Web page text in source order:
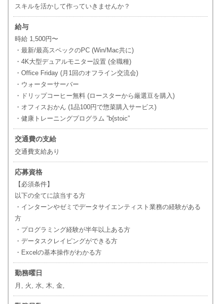
スキルを活かして作っていきませんか？
給与
時給 1,500円〜
・最新/最高スペックのPC (Win/Mac共に)
・4K大型デュアルモニター設置 (全職種)
・Office Friday (月1回のオフライン交流会)
・ウォーターサーバー
・ドリップコーヒー無料 (ロースターから厳選豆を購入)
・オフィスおかん (1品100円で惣菜購入サービス)
・健康トレーニングプログラム ”b{stoic”
交通費の支給
交通費支給あり
応募資格
【必須条件】
以下の全てに該当する方
・インターンやゼミでデータサイエンティスト業務の経験がある
方
・プログラミング経験が半年以上ある方
・データスクレイピングができる方
・Excelの基本操作がわかる方
勤務曜日
月, 火, 水, 木, 金,